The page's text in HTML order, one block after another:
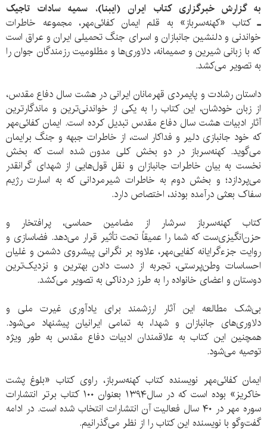
به گزارش خبرگزاری کتاب ایران (ایبنا)، سمیه سادات تاجیک
ـکتاب «کهنه‌سرباز» به قلم ایمان کفائی‌مهر، مجموعه خاطرات
خواندنی و دلنشین جانبازان و اسرای جنگ تحمیلی ایران و عراق است
که با زبانی شیرین و صمیمانه، دلاوری‌ها و مظلومیت رزمندگان جوان را
به تصویر می‌کشد.
داستان رشادت و پایمردی قهرمانان ایرانی در هشت سال دفاع مقدس،
از زبان خودشان، این کتاب را به یکی از خواندنی‌ترین و ماندگارترین
آثار ادبیات هشت سال دفاع مقدس تبدیل کرده است. ایمان کفائی‌مهر
که خود جانبازی دلیر و فداکار است، از خاطرات جبهه و جنگ برایمان
می‌گوید. کهنه‌سرباز در دو بخش کلی مدون شده است که بخش
نخست به بیان خاطرات جانبازان و نقل قول‌هایی از شهدای گرانقدر
می‌پردازد؛ و بخش دوم به خاطرات شیرمردانی که به اسارت رژیم
سفاک بعثی درآمده بودند، اختصاص دارد.
کتاب کهنه‌سرباز سرشار از مضامین حماسی، پرافتخار و
حزن‌انگیزی‌ست که شما را عمیقاً تحت تأثیر قرار می‌دهد. فضاسازی و
روایت جزءگرایانه‌ کفایی‌مهر، علاوه بر نگرانی پیشروی دشمن و غلیان
احساسات وطن‌پرستی، تجربه‌ از دست دادن بهترین و نزدیک‌ترین
دوستان و اعضای خانواده را به طرز دردناکی به تصویر می‌کشد.
بی‌شک مطالعه این آثار ارزشمند برای یادآوری غیرت ملی و
دلاوری‌های جانبازان و شهدا، به تمامی ایرانیان پیشنهاد می‌شود.
همچنین این کتاب به علاقمندان ادبیات دفاع مقدس به طور ویژه
توصیه می‌شود.
ایمان کفائی‌مهر نویسنده کتاب کهنه‌سرباز، راوی کتاب «بلوغ پشت
خاکریز» بوده است که در سال۱۳۹۴ بعنوان ۱۰۰ کتاب برتر انتشارات
سوره مهر در ۴۰ سال فعالیت آن انتشارات انتخاب شده است. در ادامه
گفت‌وگو با نویسنده این کتاب را از نظر می‌گذرانیم.